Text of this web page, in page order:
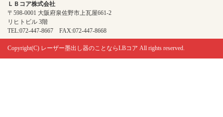
ＬＢコア株式会社
〒598-0001 大阪府泉佐野市上瓦屋661-2
リヒトビル 3階
TEL:072-447-8667 FAX:072-447-8668
Copyright(C) レーザー墨出し器のことならLBコア All rights reserved.